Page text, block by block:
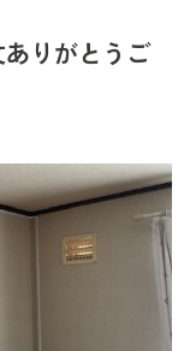
りがとうご